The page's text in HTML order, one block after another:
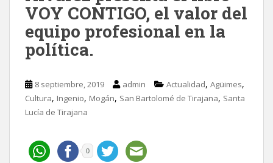
VOY CONTIGO, el valor del
equipo profesional en la
política.
8 septiembre, 2019 admin Actualidad, Agüimes,
Cultura, Ingenio, Mogán, San Bartolomé de Tirajana, Santa
Lucía de Tirajana
0